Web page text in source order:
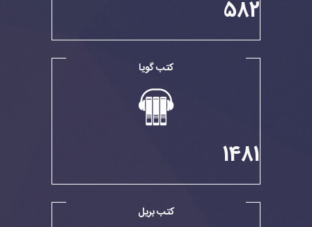
582
کتب گویا
1481
کتب بریل